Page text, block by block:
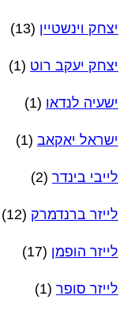
יצחק וינשטיין (13)
יצחק יעקב רוט (1)
ישעיה לנדאו (1)
ישראל יאקאב (1)
לייבי בינדר (2)
לייזר ברנדמרק (12)
לייזר הופמן (17)
לייזר סופר (1)